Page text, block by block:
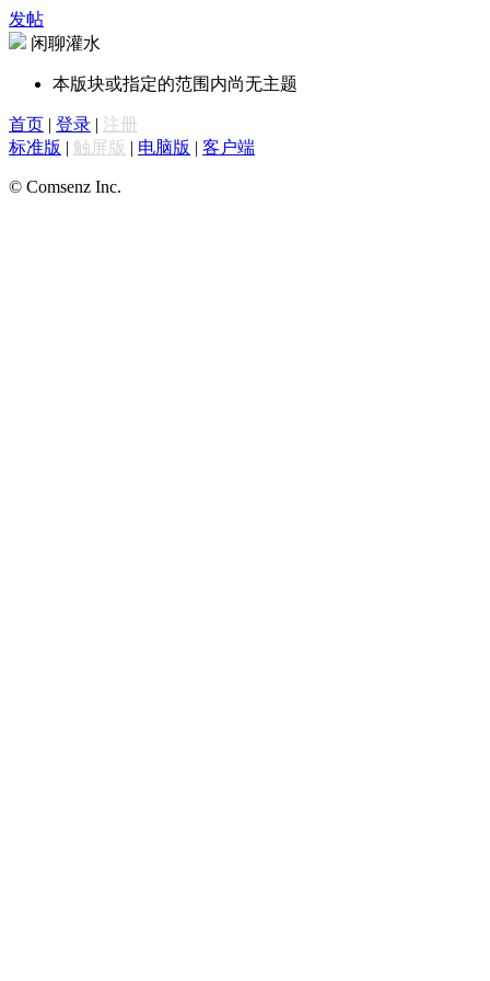
发帖
闲聊灌水
本版块或指定的范围内尚无主题
首页 | 登录 | 注册
标准版 | 触屏版 | 电脑版 | 客户端
© Comsenz Inc.